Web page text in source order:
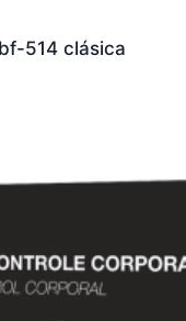
514 clásica